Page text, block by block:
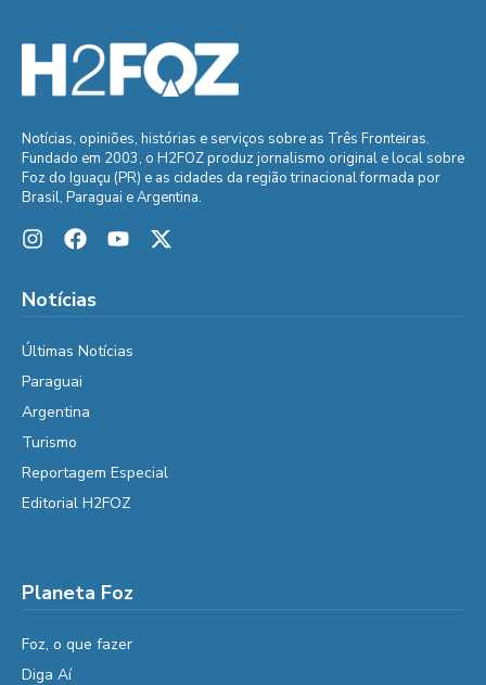
Notícias, opiniões, histórias e serviços sobre as Três Fronteiras.
Fundado em 2003, o H2FOZ produz jornalismo original e local sobre
Foz do Iguaçu (PR) e as cidades da região trinacional formada por
Brasil, Paraguai e Argentina.
Notícias
Últimas Notícias
Paraguai
Argentina
Turismo
Reportagem Especial
Editorial H2FOZ
Planeta Foz
Foz, o que fazer
Diga Aí